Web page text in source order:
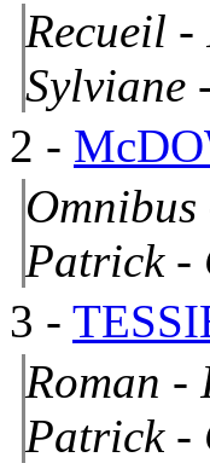
Recueil
Sylviane
2 -
Patrick -
3 -
Roman -
Patrick -